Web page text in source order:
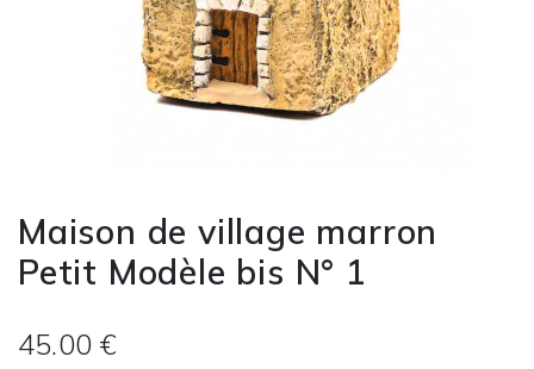
Maison de village marron
Petit Modèle bis N° 1
45.00 €